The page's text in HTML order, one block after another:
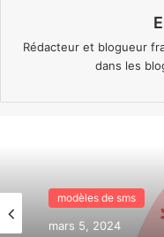
Rédacteur et blogueur
dans les
modèles de sms